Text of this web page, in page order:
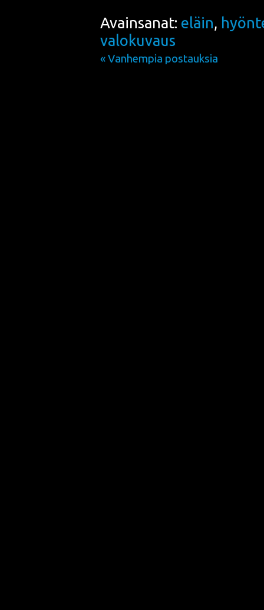
Avainsanat: eläin,
valokuvaus
« Vanhempia postauksia